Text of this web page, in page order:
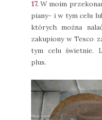
17.W moim
piany- i w tym celu
których można
zakupiony w Tesco
tym celu świetnie.
plus.